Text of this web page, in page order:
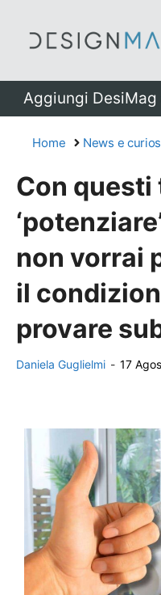
Aggiungi
Home News e
Con
non vorrai
il
provare
Daniela Guglielmi - 17